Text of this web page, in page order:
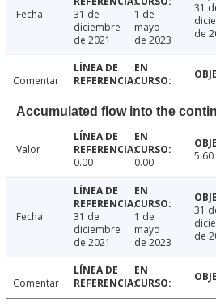
Fecha
31 de
diciembre
de 2021
1 de
mayo
de 2023
31
de
Comentar
Accumulated flow into the
Valor
0.00
0.00 5.60
Fecha
31 de
diciembre
de 2021
1 de
mayo
de 2023
31
de
Comentar